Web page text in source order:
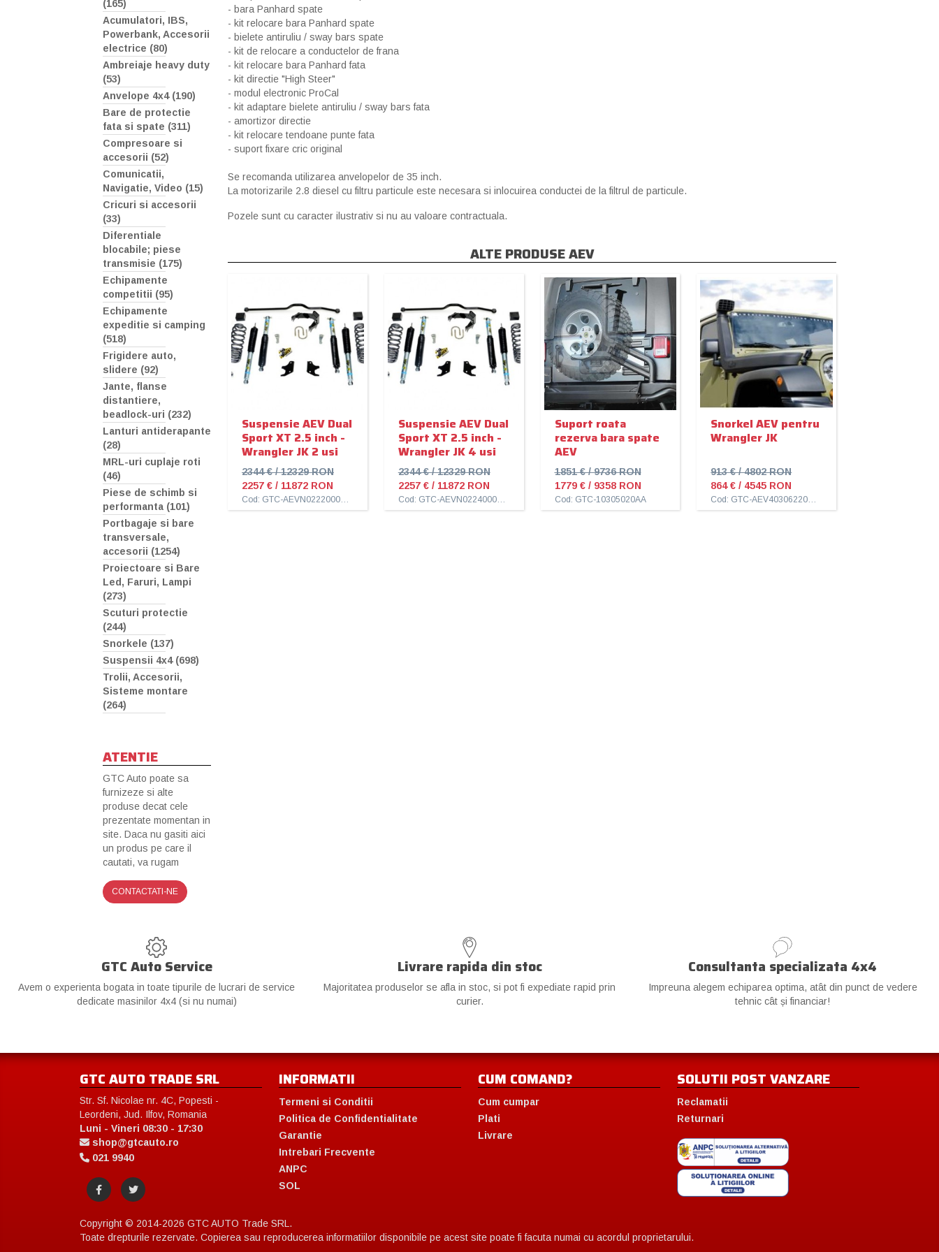
- bara Panhard spate
- kit relocare bara Panhard spate
- bielete antiruliu / sway bars spate
- kit de relocare a conductelor de frana
- kit relocare bara Panhard fata
- kit directie "High Steer"
- modul electronic ProCal
- kit adaptare bielete antiruliu / sway bars fata
- amortizor directie
- kit relocare tendoane punte fata
- suport fixare cric original
Se recomanda utilizarea anvelopelor de 35 inch.
La motorizarile 2.8 diesel cu filtru particule este necesara si inlocuirea conductei de la filtrul de particule.
Pozele sunt cu caracter ilustrativ si nu au valoare contractuala.
ALTE PRODUSE AEV
Suspensie AEV Dual
Sport XT 2.5 inch -
Wrangler JK 2 usi
2344 € / 12329 RON
2257 € / 11872 RON
Suspensie AEV Dual
Sport XT 2.5 inch -
Wrangler JK 4 usi
2344 € / 12329 RON
2257 € / 11872 RON
Cod: GTC-AEVN0224000AB
Suport roata
rezerva bara spate
AEV
1851 € / 9736 RON
1779 € / 9358 RON
Cod: GTC-10305020AA
Snorkel AEV pentru
Wrangler JK
913 € / 4802 RON
864 € / 4545 RON
(165)
Acumulatori, IBS,
Powerbank, Accesorii
electrice (80)
Ambreiaje heavy duty
(53)
Anvelope 4x4 (190)
Bare de protectie
fata si spate (311)
Compresoare si
accesorii (52)
Comunicatii,
Navigatie, Video (15)
Cricuri si accesorii
(33)
Diferentiale
blocabile; piese
transmisie (175)
Echipamente
competitii (95)
Echipamente
expeditie si camping
(518)
Frigidere auto,
slidere (92)
Jante, flanse
distantiere,
beadlock-uri (232)
Lanturi antiderapante
(28)
MRL-uri cuplaje roti
(46)
Piese de schimb si
performanta (101)
Portbagaje si bare
transversale,
accesorii (1254)
Proiectoare si Bare
Led, Faruri, Lampi
(273)
Scuturi protectie
(244)
Snorkele (137)
Suspensii 4x4 (698)
Trolii, Accesorii,
Sisteme montare
(264)
ATENTIE
GTC Auto poate sa
furnizeze si alte
produse decat cele
prezentate momentan in
site. Daca nu gasiti aici
un produs pe care il
cautati, va rugam
CONTACTATI-NE
GTC Auto Service
Avem o experienta bogata in toate tipurile de lucrari de service
dedicate masinilor 4x4 (si nu numai)
Livrare rapida din stoc
Majoritatea produselor se afla in stoc, si pot fi expediate rapid prin
curier.
Consultanta specializata 4x4
Impreuna alegem echiparea optima, atât din punct de vedere
tehnic cât și financiar!
GTC AUTO TRADE SRL
Str. Sf. Nicolae nr. 4C, Popesti -
Leordeni, Jud. Ilfov, Romania
Luni - Vineri 08:30 - 17:30
shop@gtcauto.ro
021 9940
INFORMATII
Termeni si Conditii
Politica de Confidentialitate
Garantie
Intrebari Frecvente
ANPC
SOL
CUM COMAND?
Cum cumpar
Plati
Livrare
SOLUTII POST VANZARE
Reclamatii
Returnari
Copyright © 2014-2026 GTC AUTO Trade SRL.
Toate drepturile rezervate. Copierea sau reproducerea informatiilor disponibile pe acest site poate fi facuta numai cu acordul proprietarului.